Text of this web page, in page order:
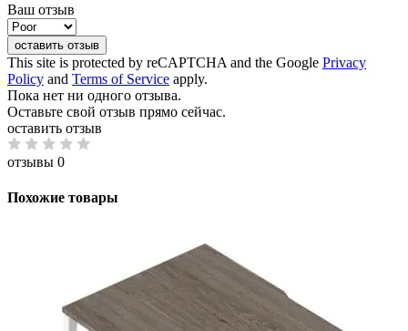
Ваш отзыв
оставить отзыв
This site is protected by reCAPTCHA and the Google Privacy
Policy and Terms of Service apply.
Пока нет ни одного отзыва.
Оставьте свой отзыв прямо сейчас.
оставить отзыв
отзывы 0
Похожие товары